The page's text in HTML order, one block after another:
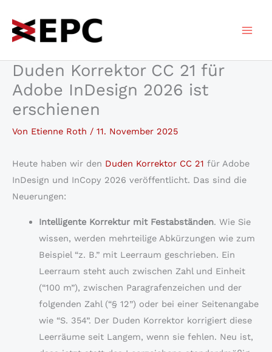
Inhalt
springen
Duden Korrektor CC 21 für
Adobe InDesign 2026 ist
erschienen
Von Etienne Roth / 11. November 2025
Heute haben wir den Duden Korrektor CC 21 für Adobe
InDesign und InCopy 2026 veröffentlicht. Das sind die
Neuerungen:
Intelligente Korrektur mit Festabständen. Wie Sie
wissen, werden mehrteilige Abkürzungen wie zum
Beispiel “z. B.” mit Leerraum geschrieben. Ein
Leerraum steht auch zwischen Zahl und Einheit
(“100 m”), zwischen Paragrafenzeichen und der
folgenden Zahl (“§ 12”) oder bei einer Seitenangabe
wie “S. 354”. Der Duden Korrektor korrigiert diese
Leerräume seit Langem, wenn sie fehlen. Neu ist,